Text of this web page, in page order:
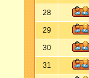
28
29
30
31